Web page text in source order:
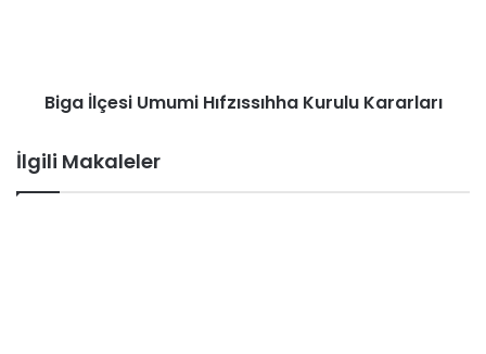
Biga İlçesi Umumi Hıfzıssıhha Kurulu Kararları
İlgili Makaleler